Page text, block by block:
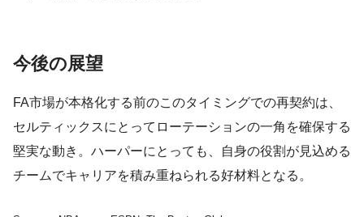
今後の展望
FA市場が本格化する前のこのタイミングでの再契約は、
セルティックスにとってローテーションの一角を確保する
堅実な動き。ハーパーにとっても、自身の役割が見込める
チームでキャリアを積み重ねられる好材料となる。